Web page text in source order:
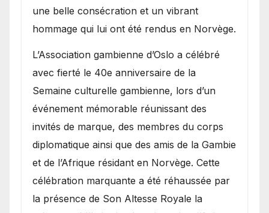
une belle consécration et un vibrant
hommage qui lui ont été rendus en Norvège.
​L’Association gambienne d’Oslo a célébré
avec fierté le 40e anniversaire de la
Semaine culturelle gambienne, lors d’un
événement mémorable réunissant des
invités de marque, des membres du corps
diplomatique ainsi que des amis de la Gambie
et de l’Afrique résidant en Norvège. Cette
célébration marquante a été réhaussée par
la présence de Son Altesse Royale la